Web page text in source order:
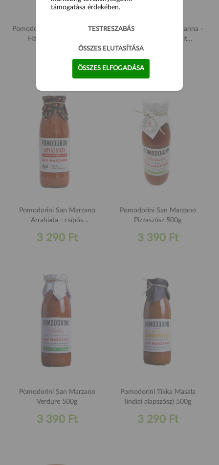
Pomodorini Mennyei Manna -
Hámozott, darabolt
paradicsom fűszerekkel 700g
3 690 Ft
Pomodorini Mennyei Manna -
Hámozott, darabolt
paradicsom fűszerekkel 500g
3 390 Ft
Pomodorini San Marzano
Arrabiata - csípős
3 290 Ft
Pomodorini San Marzano
Pizzaszósz 500g
3 390 Ft
Pomodorini San Marzano
Verdure 500g
3 390 Ft
Pomodorini Tikka Masala
(indiai alapszósz) 500g
3 290 Ft
támogatása érdekében.
TESTRESZABÁS
ÖSSZES ELUTASÍTÁSA
ÖSSZES ELFOGADÁSA